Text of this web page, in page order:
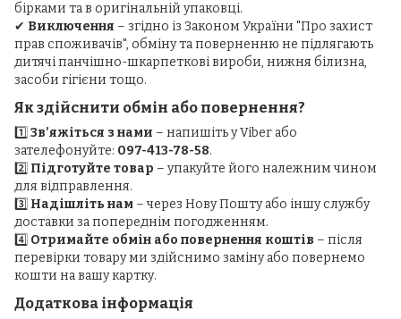
бірками та в оригінальній упаковці.
✔ Виключення – згідно із Законом України "Про захист
прав споживачів", обміну та поверненню не підлягають
дитячі панчішно-шкарпеткові вироби, нижня білизна,
засоби гігієни тощо.
Як здійснити обмін або повернення?
1️⃣ Зв’яжіться з нами – напишіть у Viber або
зателефонуйте: 097-413-78-58.
2️⃣ Підготуйте товар – упакуйте його належним чином
для відправлення.
3️⃣ Надішліть нам – через Нову Пошту або іншу службу
доставки за попереднім погодженням.
4️⃣ Отримайте обмін або повернення коштів – після
перевірки товару ми здійснимо заміну або повернемо
кошти на вашу картку.
Додаткова інформація